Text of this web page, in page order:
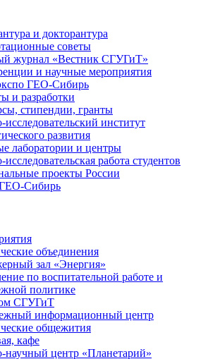
и докторантура
советы
журнал «Вестник СГУГиТ»
и научные мероприятия
ГЕО-Сибирь
и разработки
стипендии, гранты
исследовательский институт
развития
лаборатории и центры
работа студентов
проекты России
Сибирь
объединения
зал «Энергия»
по воспитательной работе и
политике
СГУГиТ
информационный центр
общежития
кафе
научный центр «Планетарий»